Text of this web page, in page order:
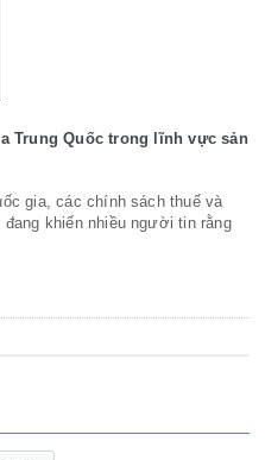
Trung Quốc trong lĩnh vực sản
gia, các chính sách thuế và
khiến nhiều người tin rằng